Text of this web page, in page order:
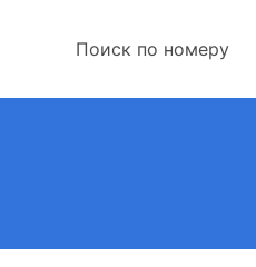
Поиск по номеру